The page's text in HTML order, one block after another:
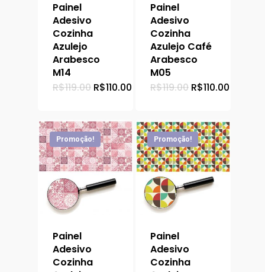
Painel
Adesivo
Cozinha
Azulejo
Arabesco
M14
R$119.00 O
R$119.00.
R$110.00
R$110.00.
Painel
Adesivo
Cozinha
Azulejo Café
Arabesco
M05
R$119.00 O
R$119.00.
R$110.00
Promoção!
Painel
Adesivo
Cozinha
Promoção!
Painel
Adesivo
Cozinha